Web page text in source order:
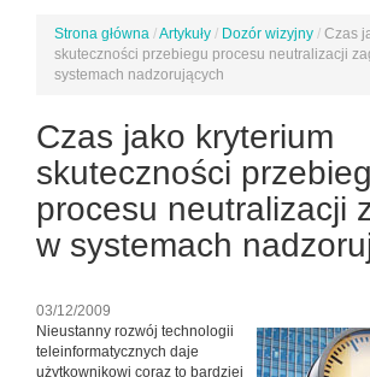
Jesteś
tutaj
Strona główna /Artykuły / Dozór wizyjny / Czas
skuteczności przebiegu procesu neutralizacji
systemach nadzorujących
Czas jako kryterium
skuteczności
procesu neutralizacji
w systemach
03/12/2009
Nieustanny rozwój technologii
teleinformatycznych daje
użytkownikowi coraz to bardziej